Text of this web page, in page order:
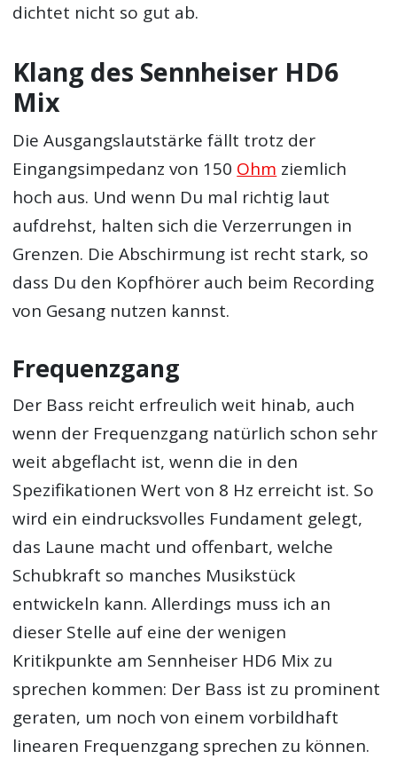
dichtet nicht so gut ab.
Klang des Sennheiser HD6
Mix
Die Ausgangslautstärke fällt trotz der
Eingangsimpedanz von 150 Ohm ziemlich
hoch aus. Und wenn Du mal richtig laut
aufdrehst, halten sich die Verzerrungen in
Grenzen. Die Abschirmung ist recht stark, so
dass Du den Kopfhörer auch beim Recording
von Gesang nutzen kannst.
Frequenzgang
Der Bass reicht erfreulich weit hinab, auch
wenn der Frequenzgang natürlich schon sehr
weit abgeflacht ist, wenn die in den
Spezifikationen Wert von 8 Hz erreicht ist. So
wird ein eindrucksvolles Fundament gelegt,
das Laune macht und offenbart, welche
Schubkraft so manches Musikstück
entwickeln kann. Allerdings muss ich an
dieser Stelle auf eine der wenigen
Kritikpunkte am Sennheiser HD6 Mix zu
sprechen kommen: Der Bass ist zu prominent
geraten, um noch von einem vorbildhaft
linearen Frequenzgang sprechen zu können.